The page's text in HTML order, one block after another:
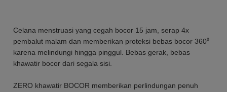
Celana menstruasi yang cegah bocor 15 jam, serap 4x
pembalut malam dan memberikan proteksi bebas bocor 360⁰
karena melindungi hingga pinggul. Bebas gerak, bebas
khawatir bocor dari segala sisi.
ZERO khawatir BOCOR memberikan perlindungan penuh